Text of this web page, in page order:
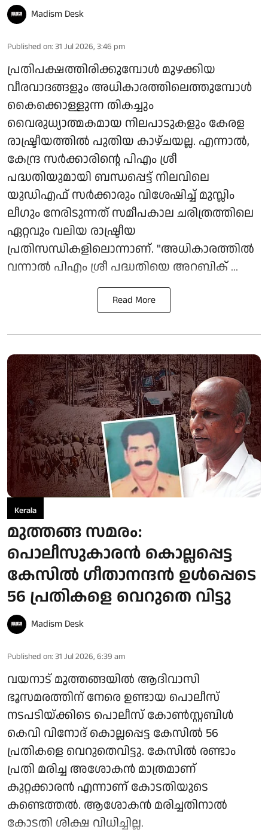
Madism Desk
Published on: 31 Jul 2026, 3:46 pm
പ്രതിപക്ഷത്തിരിക്കുമ്പോൾ മുഴക്കിയ
വീരവാദങ്ങളും അധികാരത്തിലെത്തുമ്പോൾ
കൈക്കൊള്ളുന്ന തികച്ചും
വൈരുധ്യാത്മകമായ നിലപാടുകളും കേരള
രാഷ്ട്രീയത്തിൽ പുതിയ കാഴ്ചയല്ല. എന്നാൽ,
കേന്ദ്ര സർക്കാരിന്റെ പിഎം ശ്രീ
പദ്ധതിയുമായി ബന്ധപ്പെട്ട് നിലവിലെ
യുഡിഎഫ് സർക്കാരും വിശേഷിച്ച് മുസ്ലിം
ലീഗും നേരിടുന്നത് സമീപകാല ചരിത്രത്തിലെ
ഏറ്റവും വലിയ രാഷ്ട്രീയ
പ്രതിസന്ധികളിലൊന്നാണ്. "അധികാരത്തിൽ
വന്നാൽ പിഎം ശ്രീ പദ്ധതിയെ അറബിക് ...
Read More
Kerala
മുത്തങ്ങ സമരം:
പൊലീസുകാരന്‍ കൊല്ലപ്പെട്ട
കേസില്‍ ഗീതാനന്ദന്‍ ഉള്‍പ്പെടെ
56 പ്രതികളെ വെറുതെ വിട്ടു
Madism Desk
Published on: 31 Jul 2026, 6:39 am
വയനാട് മുത്തങ്ങയില്‍ ആദിവാസി
ഭൂസമരത്തിന് നേരെ ഉണ്ടായ പൊലീസ്
നടപടിയ്ക്കിടെ പൊലീസ് കോണ്‍സ്റ്റബിള്‍
കെവി വിനോദ് കൊല്ലപ്പെട്ട കേസില്‍ 56
പ്രതികളെ വെറുതെവിട്ടു. കേസില്‍ രണ്ടാം
പ്രതി മരിച്ച അശോകന്‍ മാത്രമാണ്
കുറ്റക്കാരന്‍ എന്നാണ് കോടതിയുടെ
കണ്ടെത്തല്‍. ആശോകന്‍ മരിച്ചതിനാല്‍
കോടതി ശിക്ഷ വിധിച്ചില്ല.